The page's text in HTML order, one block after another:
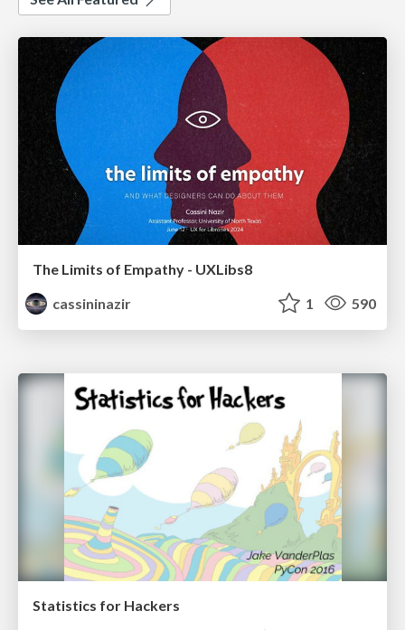
The Limits of Empathy - UXLibs8
cassininazir
1 590
Statistics for Hackers